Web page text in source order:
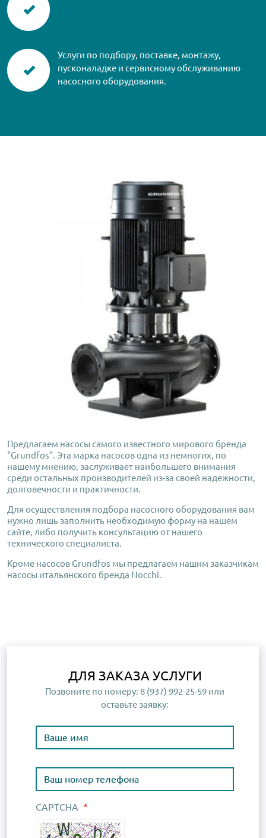
Услуги по подбору, поставке, монтажу,
пусконаладке и сервисному обслуживанию
насосного оборудования.
Предлагаем насосы самого известного мирового бренда
"Grundfos". Эта марка насосов одна из немногих, по
нашему мнению, заслуживает наибольшего внимания
среди остальных производителей из-за своей надежности,
долговечности и практичности.
Для осуществления подбора насосного оборудования вам
нужно лишь заполнить необходимую форму на нашем
сайте, либо получить консультацию от нашего
технического специалиста.
Кроме насосов Grundfos мы предлагаем нашим заказчикам
насосы итальянского бренда Nocchi.
ДЛЯ ЗАКАЗА УСЛУГИ
Позвоните по номеру: 8 (937) 992-25-59 или
оставьте заявку:
CAPTCHA